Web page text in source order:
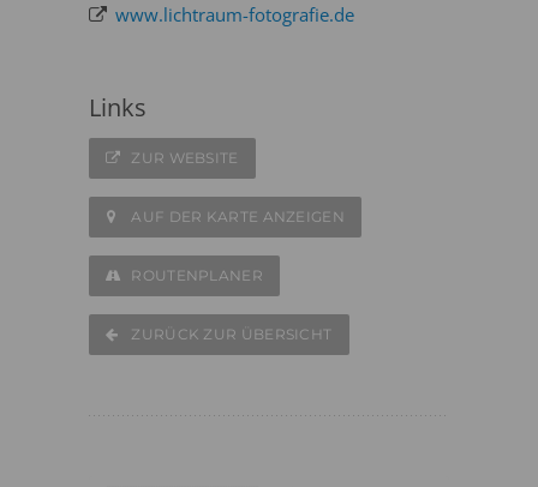
www.lichtraum-fotografie.de
Links
ZUR WEBSITE
AUF DER KARTE ANZEIGEN
ROUTENPLANER
ZURÜCK ZUR ÜBERSICHT